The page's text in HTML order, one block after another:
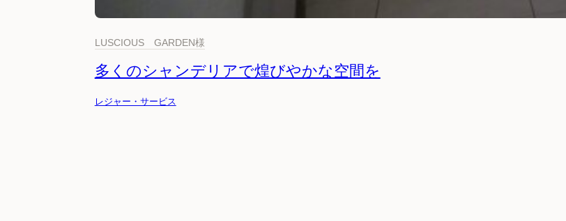
LUSCIOUS GARDEN様
多くのシャンデリアで煌びやかな空間を
レジャー・サービス